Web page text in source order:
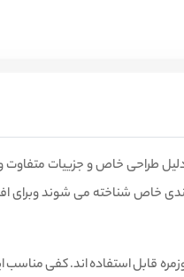
خاص و جزییات متفاوت
خاص شناخته می شوند وبرای
قابل استفاده اند. کفی